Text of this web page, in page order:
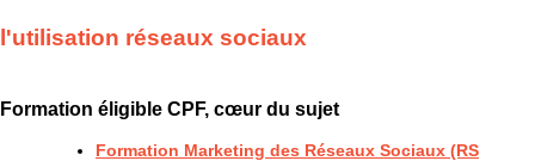
l'utilisation réseaux sociaux
Formation éligible CPF, cœur du sujet
Formation Marketing des Réseaux Sociaux (RS